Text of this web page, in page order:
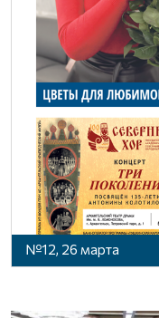
№12, 26 марта